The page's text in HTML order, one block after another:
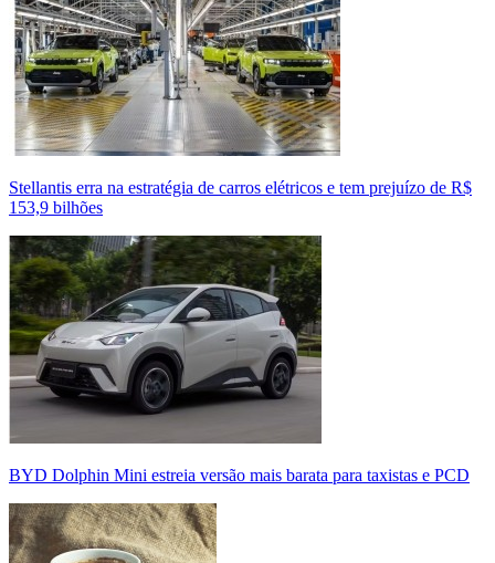
Stellantis erra na estratégia de carros elétricos e tem prejuízo de R$
153,9 bilhões
BYD Dolphin Mini estreia versão mais barata para taxistas e PCD